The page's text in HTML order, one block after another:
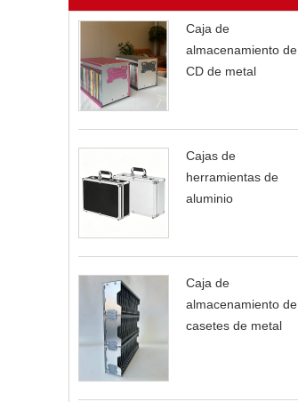
Caja de
almacenamiento de
CD de metal
Cajas de
herramientas de
aluminio
Caja de
almacenamiento de
casetes de metal